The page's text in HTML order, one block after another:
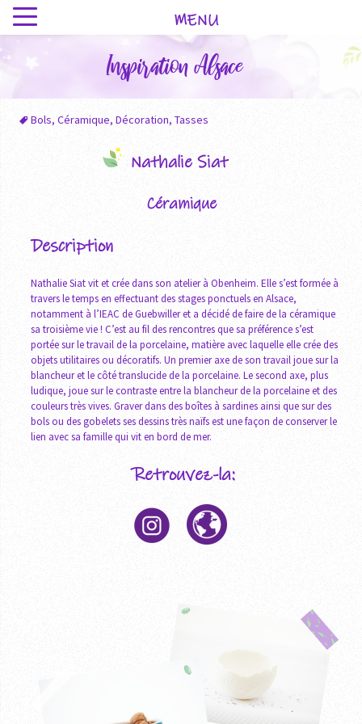
Inspiration Alsace
Bols, Céramique, Décoration, Tasses
Nathalie Siat
Céramique
Description
Nathalie Siat vit et crée dans son atelier à Obenheim. Elle s’est formée à
travers le temps en effectuant des stages ponctuels en Alsace,
notamment à l’IEAC de Guebwiller et a décidé de faire de la céramique
sa troisième vie ! C’est au fil des rencontres que sa préférence s’est
portée sur le travail de la porcelaine, matière avec laquelle elle crée des
objets utilitaires ou décoratifs. Un premier axe de son travail joue sur la
blancheur et le côté translucide de la porcelaine. Le second axe, plus
ludique, joue sur le contraste entre la blancheur de la porcelaine et des
couleurs très vives. Graver dans des boîtes à sardines ainsi que sur des
bols ou des gobelets ses dessins très naïfs est une façon de conserver le
lien avec sa famille qui vit en bord de mer.
Retrouvez-la:
MENU